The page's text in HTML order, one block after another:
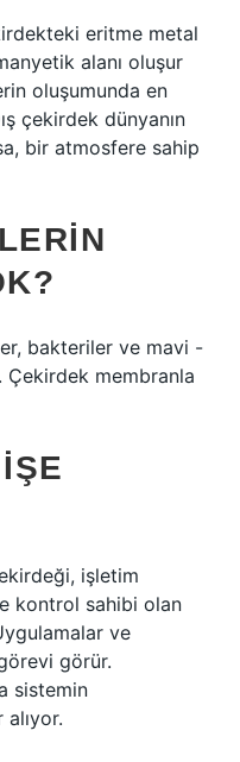
eritme metal
alanı oluşur
oluşumunda en
çekirdek dünyanın
bir atmosfere sahip
bakteriler ve mavi -
membranla
işletim
kontrol sahibi olan
ve
görür.
sistemin